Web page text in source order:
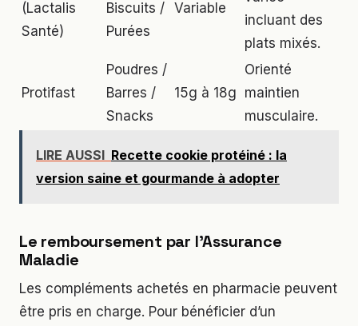
(Lactalis
Santé)
Biscuits /
Purées
Variable
incluant des
plats mixés.
Protifast
Poudres /
Barres /
Snacks
15g à 18g
Orienté
maintien
musculaire.
LIRE AUSSI Recette cookie protéiné : la
version saine et gourmande à adopter
Le remboursement par l’Assurance
Maladie
Les compléments achetés en pharmacie peuvent
être pris en charge. Pour bénéficier d’un